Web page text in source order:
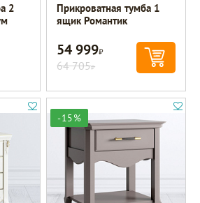
2
Прикроватная тумба 1
ящик Романтик
54 999Р
64 705Р
-15%